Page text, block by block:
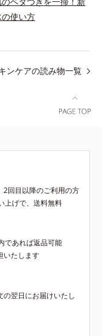
使い方
ンケアの読み物一覧
2回目以降のご利用の方
上げで、送料無料
であれば返品可能
いたします
翌日にお届けいたし